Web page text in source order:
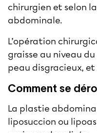
chirurgien et selon
abdominale.
L’opération
graisse au niveau
peau disgracieux,
Comment se
La plastie
liposuccion ou